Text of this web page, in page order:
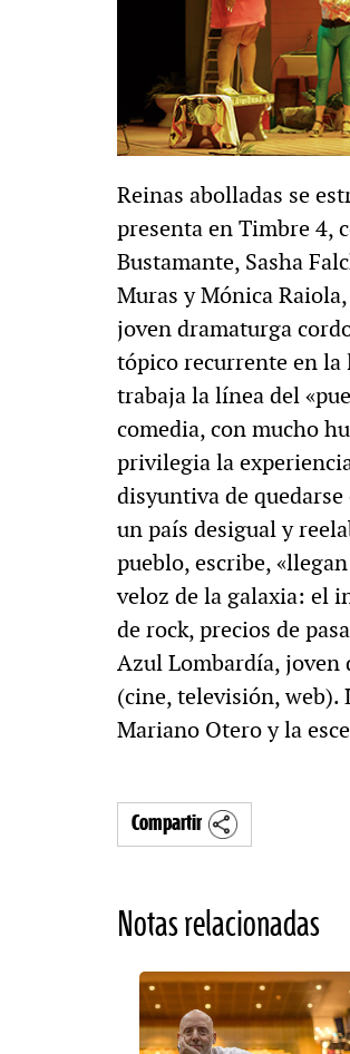
Reinas abolladas se
presenta en Timbre 4,
Bustamante, Sasha
Muras y Mónica
joven dramaturga
tópico recurrente en
trabaja la línea del
comedia, con mucho
privilegia la
disyuntiva de
un país desigual y
pueblo, escribe,
veloz de la galaxia: el
de rock, precios de
Azul Lombardía, joven
(cine, televisión, web).
Mariano Otero y la
Compartir
Notas relacionadas